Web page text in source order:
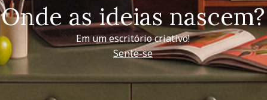
Onde as ideias nascem?
Em um escritório criativo!
Sente-se